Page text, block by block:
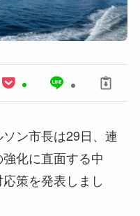
ン市長は29日、連
化に直面する中
策を発表しまし